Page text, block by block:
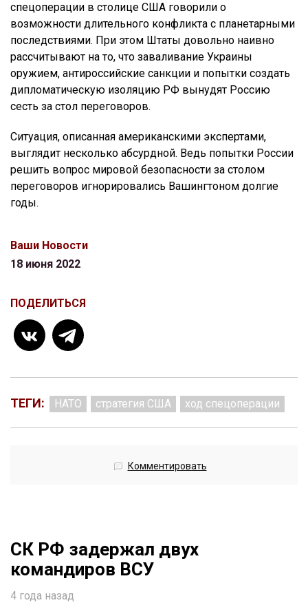
спецоперации в столице США говорили о
возможности длительного конфликта с планетарными
последствиями. При этом Штаты довольно наивно
рассчитывают на то, что заваливание Украины
оружием, антироссийские санкции и попытки создать
дипломатическую изоляцию РФ вынудят Россию
сесть за стол переговоров.
Ситуация, описанная американскими экспертами,
выглядит несколько абсурдной. Ведь попытки России
решить вопрос мировой безопасности за столом
переговоров игнорировались Вашингтоном долгие
годы.
Ваши Новости
18 июня 2022
ПОДЕЛИТЬСЯ
ТЕГИ: НАТО стратегия США ход спецоперации
Комментировать
СК РФ задержал двух
командиров ВСУ
4 года назад